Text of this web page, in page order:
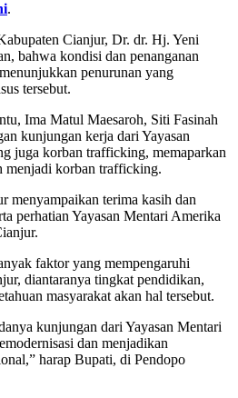
.
Cianjur, Dr. dr. Hj. Yeni
bahwa kondisi dan penanganan
penurunan yang
tersebut.
Ima Matul Maesaroh, Siti Fasinah
kunjungan kerja dari Yayasan
juga korban trafficking, memaparkan
menjadi korban trafficking.
menyampaikan terima kasih dan
perhatian Yayasan Mentari Amerika
faktor yang mempengaruhi
diantaranya tingkat pendidikan,
masyarakat akan hal tersebut.
kunjungan dari Yayasan Mentari
dan menjadikan
harap Bupati, di Pendopo